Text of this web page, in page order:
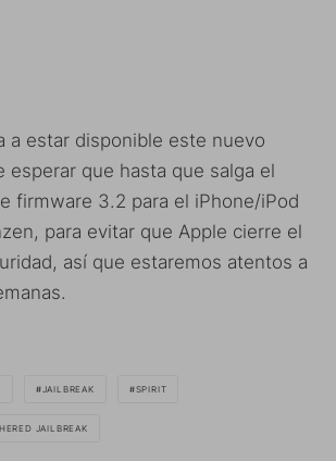
a estar disponible este nuevo
esperar que hasta que salga el
firmware 3.2 para el iPhone/iPod
para evitar que Apple cierre el
así que estaremos atentos a
JAILBREAK SPIRIT
JAILBREAK